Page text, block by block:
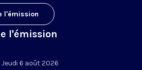
l'émission
l'émission
Jeudi 6 août 2026